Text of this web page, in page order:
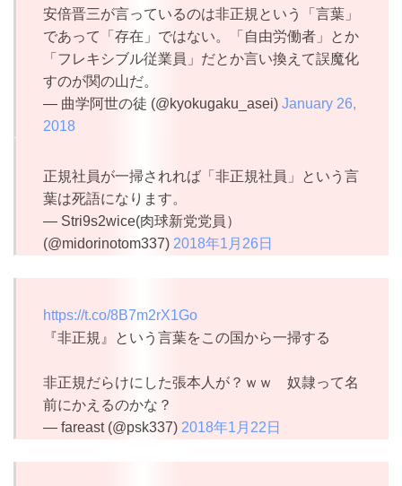
安倍晋三が言っているのは非正規という「言葉」
であって「存在」ではない。「自由労働者」とか
「フレキシブル従業員」だとか言い換えて誤魔化
すのが関の山だ。
— 曲学阿世の徒 (@kyokugaku_asei) January 26,
2018
正規社員が一掃されれば「非正規社員」という言
葉は死語になります。
— Stri9s2wice(肉球新党党員）
(@midorinotom337) 2018年1月26日
https://t.co/8B7m2rX1Go
『非正規』という言葉をこの国から一掃する
非正規だらけにした張本人が？ｗｗ 奴隷って名
前にかえるのかな？
— fareast (@psk337) 2018年1月22日